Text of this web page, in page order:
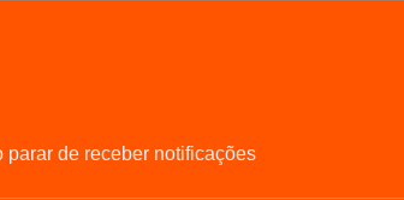
parar de receber notificações